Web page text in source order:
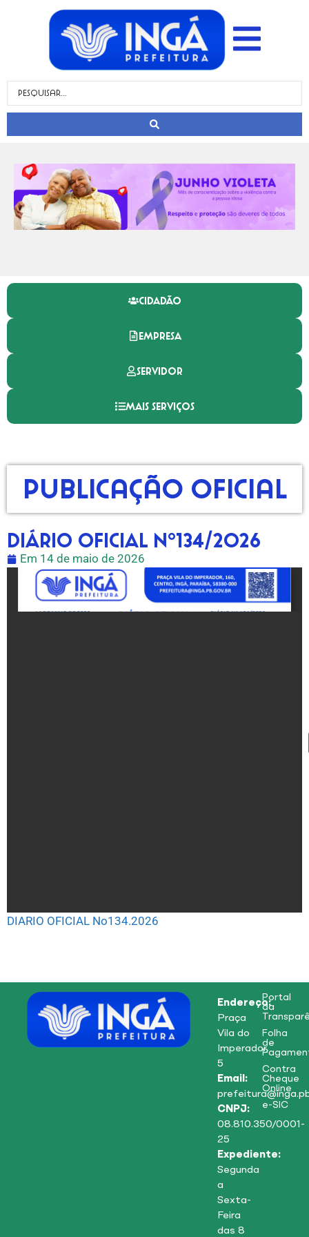
CIDADÃO
EMPRESA
SERVIDOR
MAIS SERVIÇOS
Publicação Oficial
DIÁRIO OFICIAL Nº134/2026
Em 14 de maio de 2026
DIARIO OFICIAL No134.2026
Endereço:
Praça
Vila do
Imperador,
5
Email:
CNPJ:
08.810.350/0001-
25
Expediente:
Segunda
a
Sexta-
Feira
das 8
Portal
da
Folha
de
Contra
Cheque
Online
e-SIC